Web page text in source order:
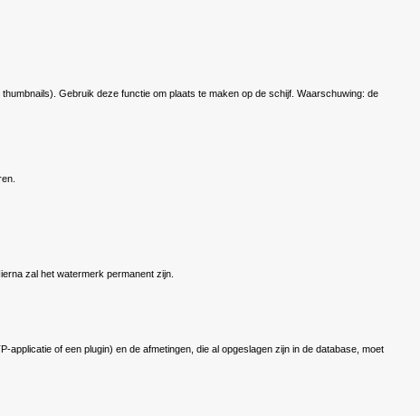
Gebruik deze functie om plaats te maken op de schijf. Waarschuwing: de
zal het watermerk permanent zijn.
of een plugin) en de afmetingen, die al opgeslagen zijn in de database, moet